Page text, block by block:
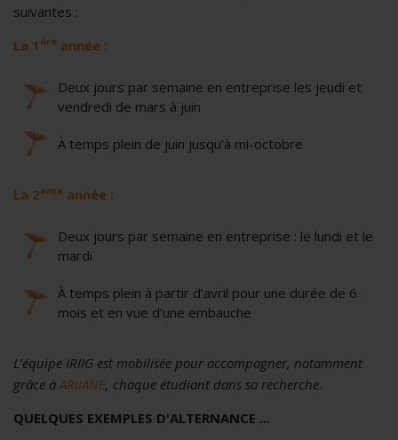
suivantes :
La 1 ère année :
Deux jours par semaine en entreprise les jeudi et
vendredi de mars à juin
À temps plein de juin jusqu’à mi-octobre
La 2ème année :
Deux jours par semaine en entreprise : le lundi et le
mardi
À temps plein à partir d’avril pour une durée de 6
mois et en vue d’une embauche
L’équipe IRIIG est mobilisée pour accompagner, notamment
grâce à ARIIANE, chaque étudiant dans sa recherche.
QUELQUES EXEMPLES D'ALTERNANCE ...